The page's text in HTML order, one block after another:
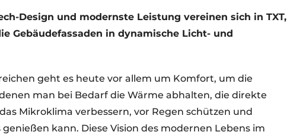
Design und modernste Leistung vereinen sich in TXT,
Gebäudefassaden in dynamische Licht- und
geht es heute vor allem um Komfort, um die
man bei Bedarf die Wärme abhalten, die direkte
Mikroklima verbessern, vor Regen schützen und
kann. Diese Vision des modernen Lebens im